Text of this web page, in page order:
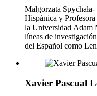
Małgorzata
Hispánica y
la Universidad Adam
líneas de
del Español como
Xavier Pascual